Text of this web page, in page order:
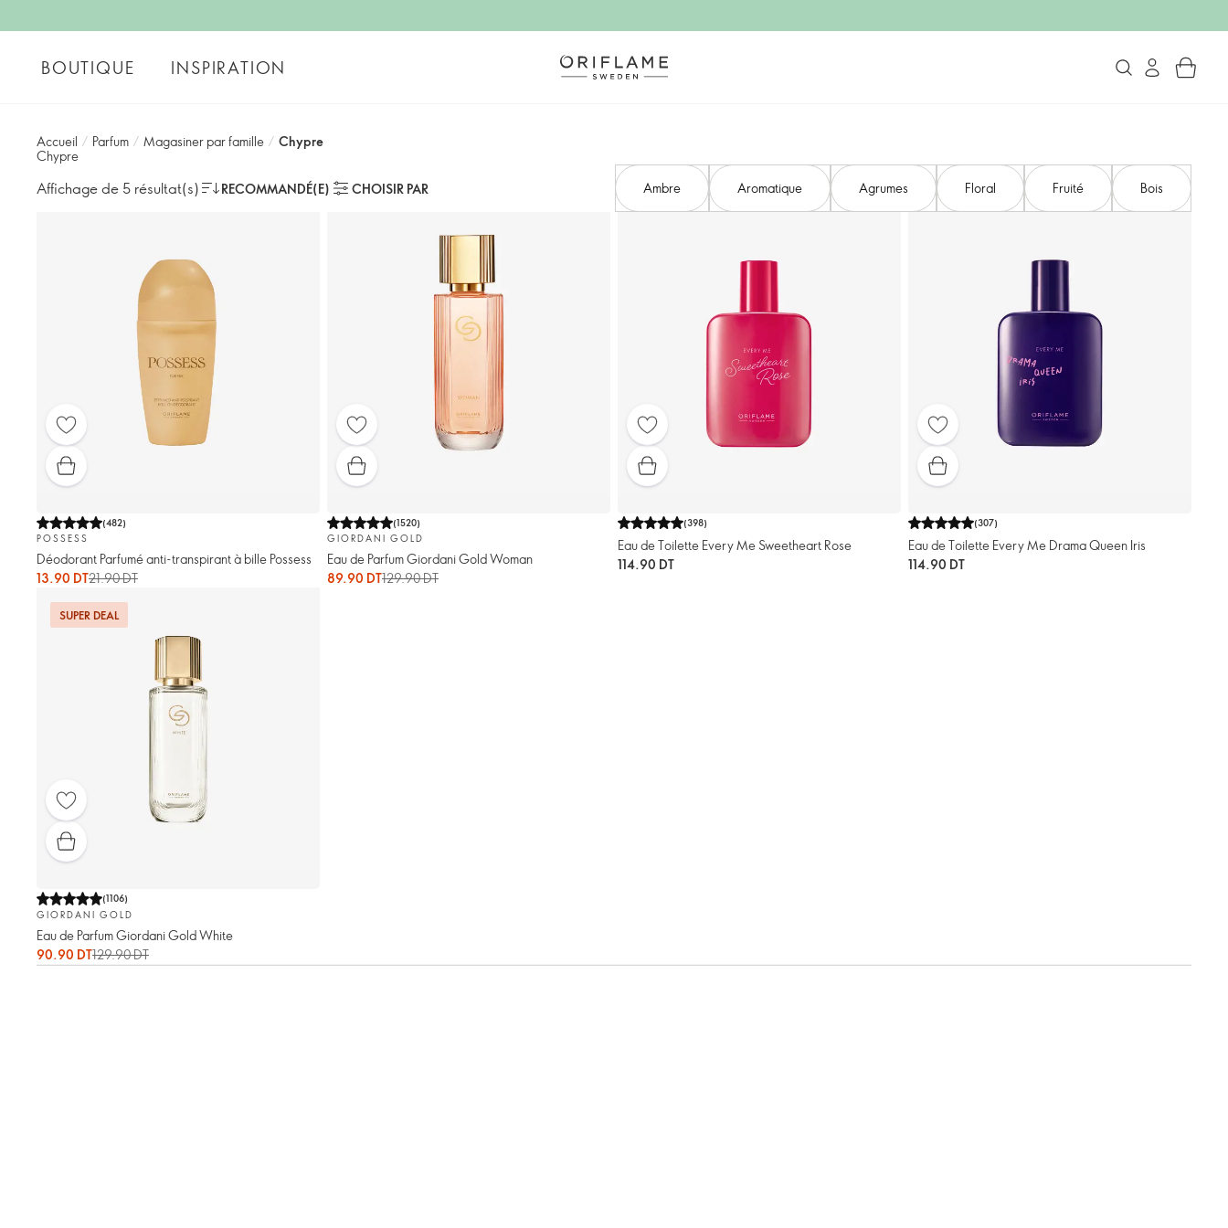
BOUTIQUE INSPIRATION
Accueil / Parfum / Magasiner par famille / Chypre
Chypre
Affichage de 5 résultat(s) RECOMMANDÉ(E) CHOISIR PAR Ambre Aromatique Agrumes Floral Fruité Bois
(482)
POSSESS
Déodorant Parfumé anti-transpirant à bille Possess
13.90 DT21.90 DT
(1520)
GIORDANI GOLD
Eau de Parfum Giordani Gold Woman
89.90 DT129.90 DT
(398)
Eau de Toilette Every Me Sweetheart Rose
114.90 DT
(307)
Eau de Toilette Every Me Drama Queen Iris
114.90 DT
SUPER DEAL
(1106)
GIORDANI GOLD
Eau de Parfum Giordani Gold White
90.90 DT129.90 DT